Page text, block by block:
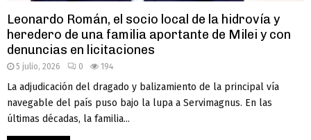
Leonardo Román, el socio local de la hidrovía y
heredero de una familia aportante de Milei y con
denuncias en licitaciones
5 julio, 2026 0 194
La adjudicación del dragado y balizamiento de la principal vía
navegable del país puso bajo la lupa a Servimagnus. En las
últimas décadas, la familia...